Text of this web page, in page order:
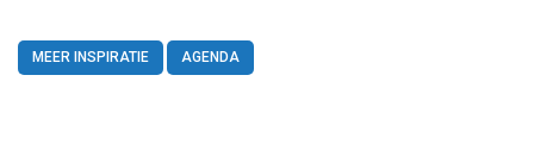
MEER INSPIRATIE AGENDA